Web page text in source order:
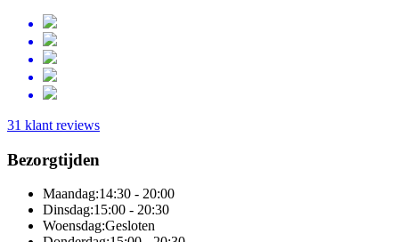
31 klant reviews
Bezorgtijden
Maandag:14:30 - 20:00
Dinsdag:15:00 - 20:30
Woensdag:Gesloten